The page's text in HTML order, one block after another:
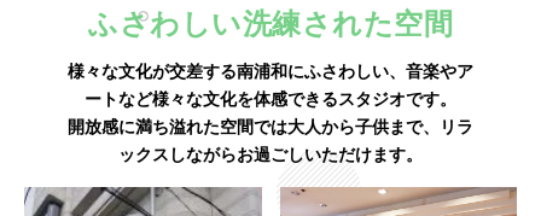
ふさわしい洗練された空間
様々な文化が交差する南浦和にふさわしい、音楽やア
ートなど様々な文化を体感できるスタジオです。
開放感に満ち溢れた空間では大人から子供まで、リラ
ックスしながらお過ごしいただけます。